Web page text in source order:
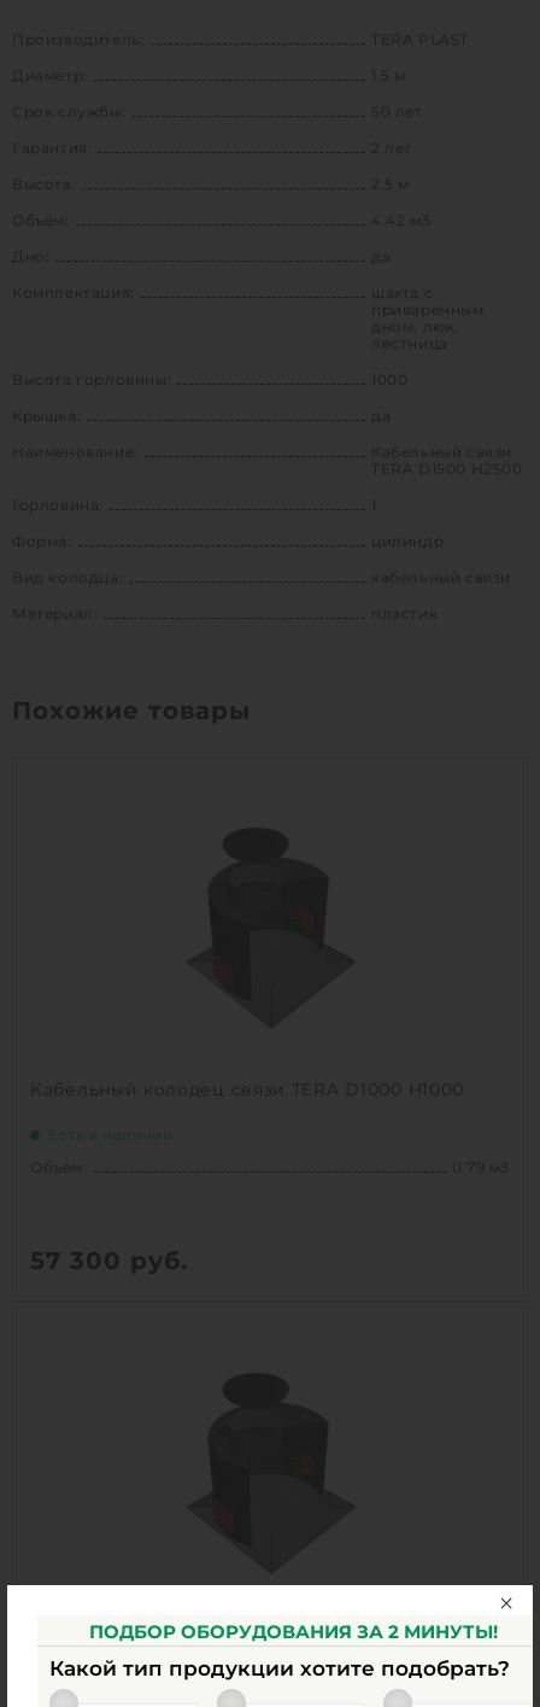
Производитель:
TERA PLAST
Диаметр:
1.5 м
Срок службы:
50 лет
Гарантия:
2 лет
Высота:
2.5 м
Объём:
4.42 м3
Дно:
да
Комплектация:
шахта с
приваренным
дном, люк,
лестница
Высота горловины:
1000
Крышка:
да
Наименование:
Кабельный связи
TERA D1500 H2500
Горловина:
1
Форма:
цилиндр
Вид колодца:
кабельный связи
Материал:
пластик
Похожие товары
Кабельный колодец связи TERA D1000 H1000
Есть в наличии
Объем:
0.79 м3
57 300 руб.
Кабельный колодец связи TERA D1000 H1500
Есть в наличии
ПОДБОР ОБОРУДОВАНИЯ ЗА 2 МИНУТЫ!
Какой тип продукции хотите подобрать?